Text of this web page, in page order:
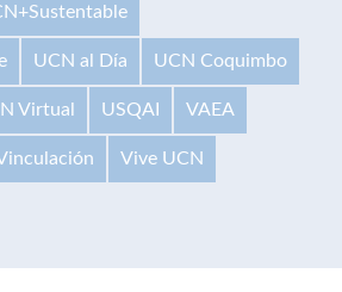
UCN al Día UCN Coquimbo
Virtual USQAI VAEA
Vive UCN